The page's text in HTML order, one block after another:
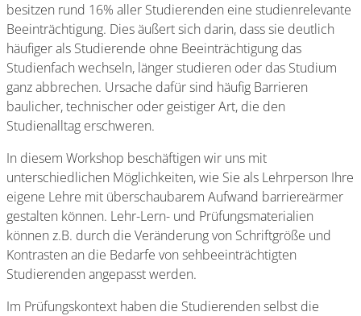
besitzen rund 16% aller Studierenden eine studienrelevante
Beeinträchtigung. Dies äußert sich darin, dass sie deutlich
häufiger als Studierende ohne Beeinträchtigung das
Studienfach wechseln, länger studieren oder das Studium
ganz abbrechen. Ursache dafür sind häufig Barrieren
baulicher, technischer oder geistiger Art, die den
Studienalltag erschweren.
In diesem Workshop beschäftigen wir uns mit
unterschiedlichen Möglichkeiten, wie Sie als Lehrperson Ihre
eigene Lehre mit überschaubarem Aufwand barriereärmer
gestalten können. Lehr-Lern- und Prüfungsmaterialien
können z.B. durch die Veränderung von Schriftgröße und
Kontrasten an die Bedarfe von sehbeeinträchtigten
Studierenden angepasst werden.
Im Prüfungskontext haben die Studierenden selbst die